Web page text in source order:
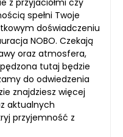
spełni Twoje
doświadczeniu
NOBO. Czekają
oraz atmosfera,
tutaj będzie
do odwiedzenia
znajdziesz więcej
aktualnych
przyjemność z